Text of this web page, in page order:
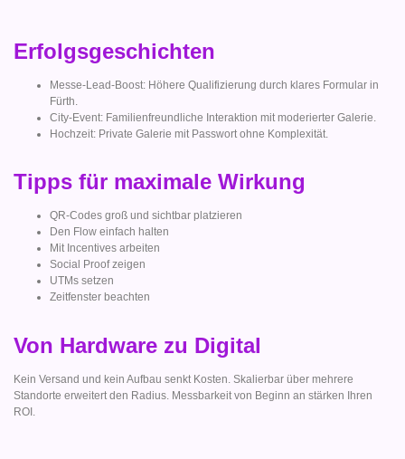
Erfolgsgeschichten
Messe-Lead-Boost: Höhere Qualifizierung durch klares Formular in
Fürth.
City-Event: Familienfreundliche Interaktion mit moderierter Galerie.
Hochzeit: Private Galerie mit Passwort ohne Komplexität.
Tipps für maximale Wirkung
QR-Codes groß und sichtbar platzieren
Den Flow einfach halten
Mit Incentives arbeiten
Social Proof zeigen
UTMs setzen
Zeitfenster beachten
Von Hardware zu Digital
Kein Versand und kein Aufbau senkt Kosten. Skalierbar über mehrere
Standorte erweitert den Radius. Messbarkeit von Beginn an stärken Ihren
ROI.